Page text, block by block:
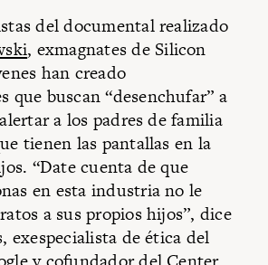
del documental realizado
, exmagnates de Silicon
han creado
que buscan “desenchufar” a
a los padres de familia
tienen las pantallas en la
“Date cuenta de que
en esta industria no le
a sus propios hijos”, dice
exespecialista de ética del